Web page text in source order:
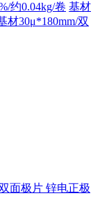
约0.04kg/卷 基材
材30μ*180mm/双
面极片 锌电正极